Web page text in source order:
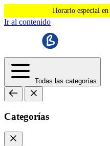
Horario especial en
Ir al contenido
Todas las categorías
Categorías